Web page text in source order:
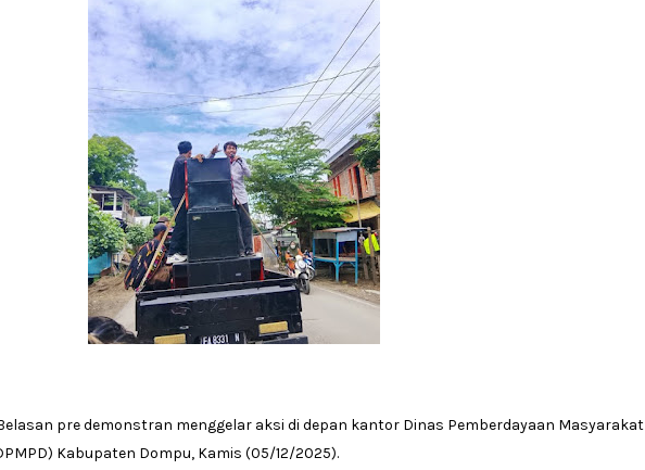
pre demonstran menggelar aksi di depan kantor Dinas Pemberdayaan Masyarakat
Kabupaten Dompu, Kamis (05/12/2025).